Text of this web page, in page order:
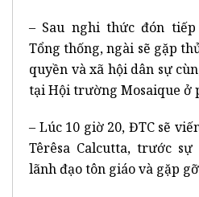
– Sau nghi thức đón
Tổng thống, ngài sẽ gặp
quyền và xã hội dân sự
tại Hội trường Mosaique ở
– Lúc 10 giờ 20, ĐTC sẽ
Têrêsa Calcutta, trước
lãnh đạo tôn giáo và gặp